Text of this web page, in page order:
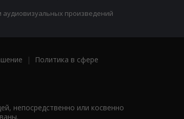
произведений
|
Политика в сфере
непосредственно или косвенно